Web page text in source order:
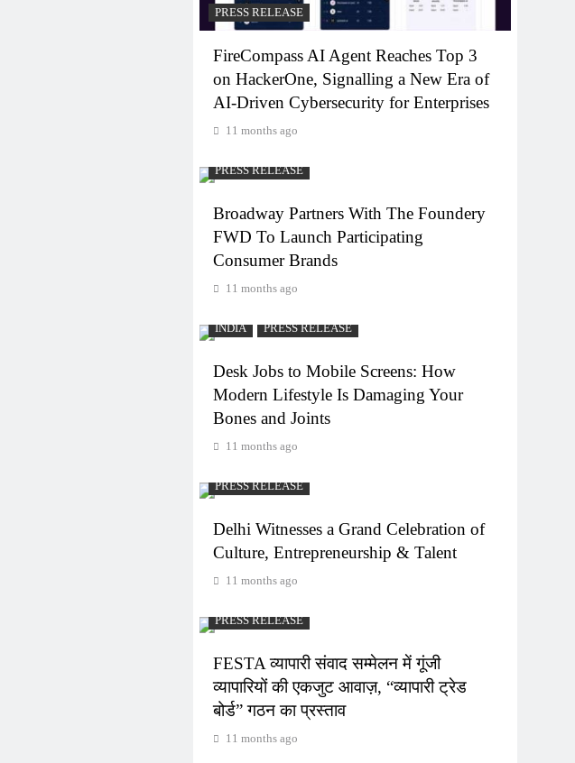
PRESS RELEASE
FireCompass AI Agent Reaches Top 3
on HackerOne, Signalling a New Era of
AI-Driven Cybersecurity for Enterprises
11 months ago
PRESS RELEASE
Broadway Partners With The Foundery
FWD To Launch Participating
Consumer Brands
11 months ago
INDIA PRESS RELEASE
Desk Jobs to Mobile Screens: How
Modern Lifestyle Is Damaging Your
Bones and Joints
11 months ago
PRESS RELEASE
Delhi Witnesses a Grand Celebration of
Culture, Entrepreneurship & Talent
11 months ago
PRESS RELEASE
FESTA व्यापारी संवाद सम्मेलन में गूंजी
व्यापारियों की एकजुट आवाज़, “व्यापारी ट्रेड
बोर्ड” गठन का प्रस्ताव
11 months ago